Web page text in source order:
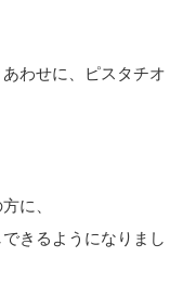
わせに、ピスタチオ
に、
きるようになりまし